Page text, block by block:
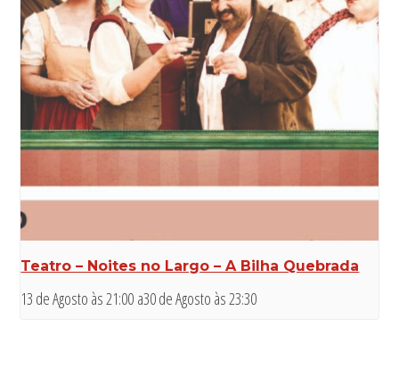
Teatro – Noites no Largo – A Bilha Quebrada
13 de Agosto às 21:00 a30 de Agosto às 23:30